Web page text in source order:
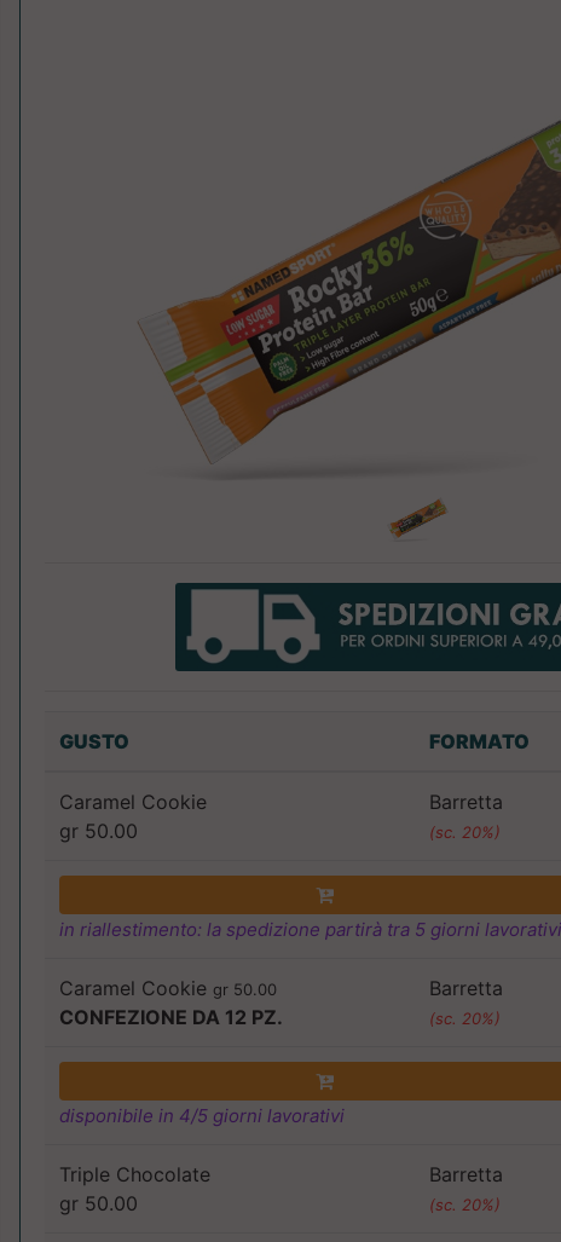
GUSTO FORMATO
Caramel Cookie
gr 50.00
Barretta
(sc. 20%)
in riallestimento: la spedizione partirà tra 5 giorni lavorativi
Caramel Cookie gr 50.00
CONFEZIONE DA 12 PZ.
Barretta
(sc. 20%)
disponibile in 4/5 giorni lavorativi
Triple Chocolate
gr 50.00
Barretta
(sc. 20%)